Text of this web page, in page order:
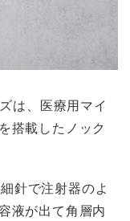
は、医療用マイ
搭載したノック
針で注射器のよ
液が出て角層内